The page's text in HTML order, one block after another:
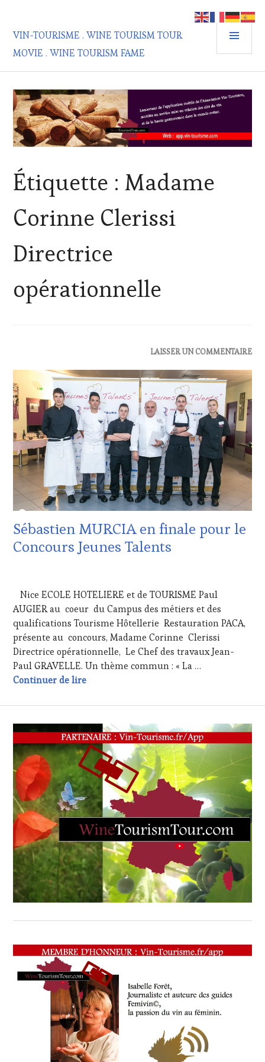
contenu
principal
VIN-TOURISME . WINE TOURISM TOUR
MOVIE . WINE TOURISM FAME
Étiquette :Madame
Corinne Clerissi
Directrice
opérationnelle
CUISINIER,
ŒNOLOGUE,
SOMMELIER,
SALONS
INTERNATIONAUX
LAISSER UN COMMENTAIRE
Sébastien MURCIA en finale pour le
Concours Jeunes Talents
2016
Nice ECOLE HOTELIERE et de TOURISME Paul
AUGIER au coeur du Campus des métiers et des
qualifications Tourisme Hôtellerie Restauration PACA,
présente au concours, Madame Corinne Clerissi
Directrice opérationnelle, Le Chef des travaux Jean-
Paul GRAVELLE. Un thème commun : « La …
Continuer de lireSébastien MURCIA en finale pour le